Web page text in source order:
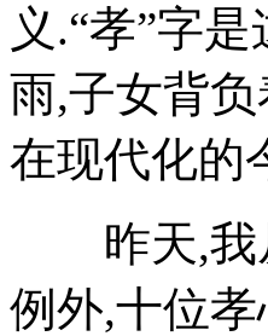
义.“孝”字
雨,子女背
在现代化的
昨天,我从
例外,十位